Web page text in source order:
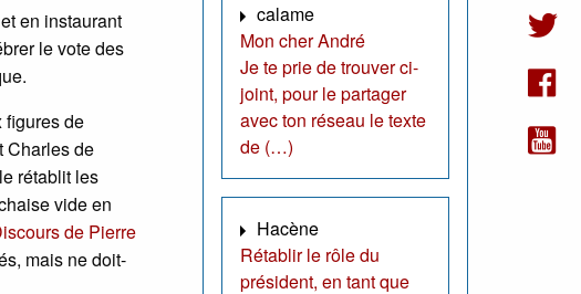
en instaurant
le vote des
figures de
Charles de
rétablit les
vide en
de Pierre
mais ne doit-
calame
Mon cher André
Je te prie de trouver ci-
joint, pour le partager
avec ton réseau le texte
de (…)
Hacène
Rétablir le rôle du
président, en tant que